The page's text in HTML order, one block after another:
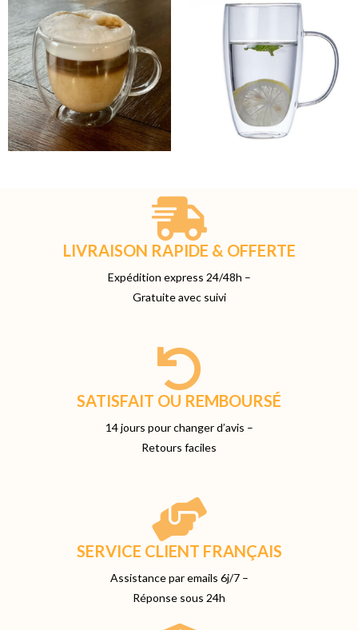
LIVRAISON RAPIDE & OFFERTE
Expédition express 24/48h –
Gratuite avec suivi
SATISFAIT OU REMBOURSÉ
14 jours pour changer d’avis –
Retours faciles
SERVICE CLIENT FRANÇAIS
Assistance par emails 6j/7 –
Réponse sous 24h